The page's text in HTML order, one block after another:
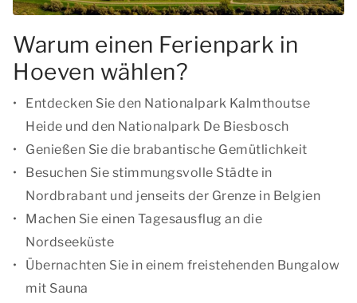
Warum einen Ferienpark in
Hoeven wählen?
Entdecken Sie den Nationalpark Kalmthoutse
Heide und den Nationalpark De Biesbosch
Genießen Sie die brabantische Gemütlichkeit
Besuchen Sie stimmungsvolle Städte in
Nordbrabant und jenseits der Grenze in Belgien
Machen Sie einen Tagesausflug an die
Nordseeküste
Übernachten Sie in einem freistehenden Bungalow
mit Sauna